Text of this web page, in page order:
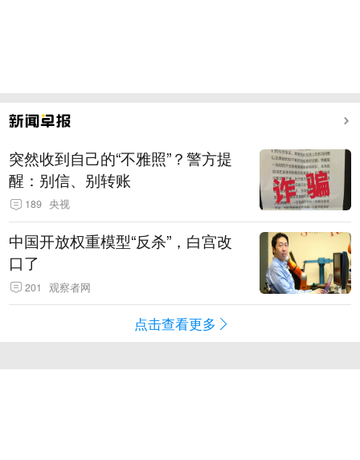
突然收到自己的“不雅照”？警方提
醒：别信、别转账
189 央视
中国开放权重模型“反杀”，白宫改
口了
201 观察者网
点击查看更多